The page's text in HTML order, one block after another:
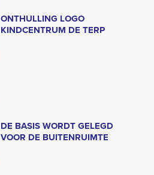
ONTHULLING LOGO
KINDCENTRUM DE TERP
DE BASIS WORDT GELEGD
VOOR DE BUITENRUIMTE